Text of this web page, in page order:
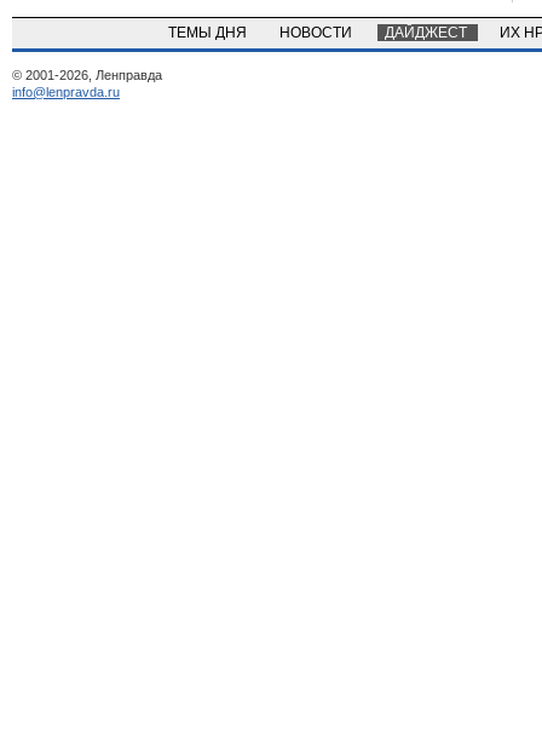
ТЕМЫ ДНЯ НОВОСТИ ДАЙДЖЕСТ ИХ
© 2001-2026, Ленправда
info@lenpravda.ru